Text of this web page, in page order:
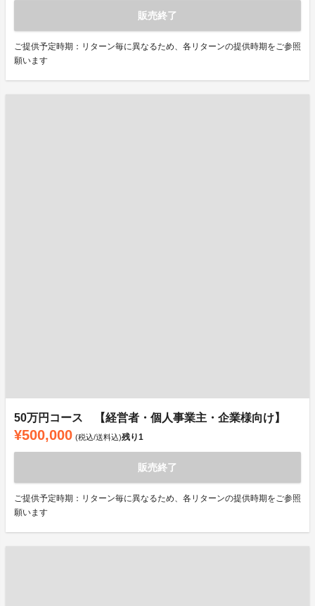
販売終了
ご提供予定時期：リターン毎に異なるため、各リターンの提供時期をご参照
願います
50万円コース 【経営者・個人事業主・企業様向け】
¥500,000 (税込/送料込)残り1
販売終了
ご提供予定時期：リターン毎に異なるため、各リターンの提供時期をご参照
願います